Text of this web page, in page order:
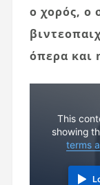
ο χορός, ο
όπερα και
This
showing
terms